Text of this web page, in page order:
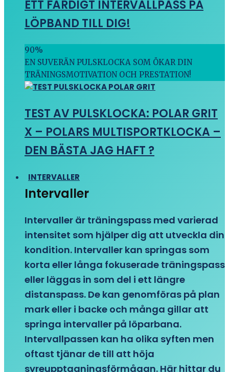
ETT FÄRDIGT INTERVALLPASS PÅ
LÖPBAND TILL DIG!
90%
EN SUVERÄN PULSKLOCKA SOM ÖKAR DIN
TRÄNINGSMOTIVATION OCH PRESTATION!
TEST AV PULSKLOCKA: POLAR GRIT
X – POLARS MULTISPORTKLOCKA –
DEN BÄSTA JAG HAFT ?
INTERVALLER
Intervaller
Intervaller är träningspass med varierad
intensitet som hjälper dig att utveckla din
kondition. Intervaller kan springas som
korta eller långa fokuserade träningspass
eller läggas in som del i ett längre
distanspass. De kan genomföras på plan
mark eller i backe och många gillar att
springa intervaller på löparbana.
Intervallpassen kan ha olika syften men
oftast tjänar de till att höja
syreupptagningsförmågan. Här hittar du